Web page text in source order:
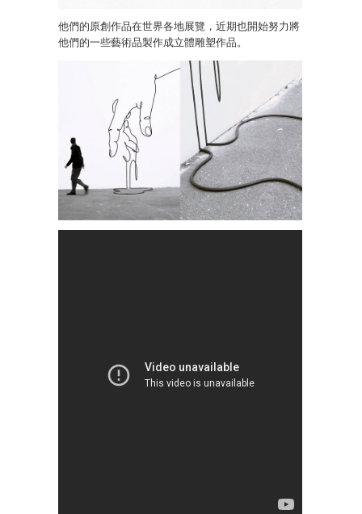
他們的原創作品在世界各地展覽，近期也開始努力將
他們的一些藝術品製作成立體雕塑作品。